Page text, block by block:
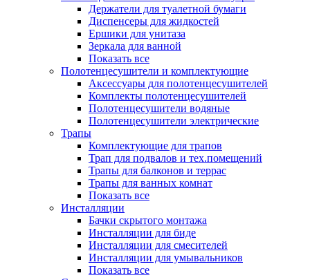
Держатели для туалетной бумаги
Диспенсеры для жидкостей
Ершики для унитаза
Зеркала для ванной
Показать все
Полотенцесушители и комплектующие
Аксессуары для полотенцесушителей
Комплекты полотенцесушителей
Полотенцесушители водяные
Полотенцесушители электрические
Трапы
Комплектующие для трапов
Трап для подвалов и тех.помещений
Трапы для балконов и террас
Трапы для ванных комнат
Показать все
Инсталляции
Бачки скрытого монтажа
Инсталляции для биде
Инсталляции для смесителей
Инсталляции для умывальников
Показать все